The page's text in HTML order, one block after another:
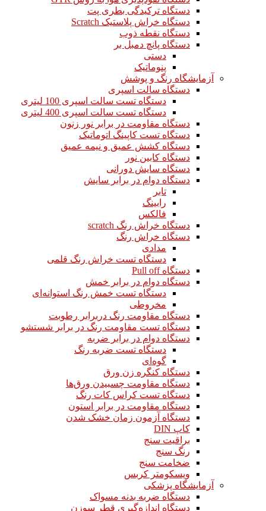
دستگاه ترکیدگی بطری پت
دستگاه خراش پلاستیک Scratch
دستگاه نقطه ذوب
دستگاه پانچ دمبل بر
دستی
پنوماتیک
آزمایشگاه رنگ و پوشش
دستگاه سالت اسپری
دستگاه تست سالت اسپری 100 لیتری
دستگاه تست سالت اسپری 400 لیتری
دستگاه مقاومت در برابر نور زنون
دستگاه تست کاپینگ اتوماتیک
دستگاه کشش عمیق و نیمه عمیق
دستگاه کابین نور
دستگاه سایش دورانی
دستگاه دوام در برابر سایش
تابر
رابینگ
فالکس
دستگاه خراش رنگ scratch
دستگاه خراش رنگ
مدادی
دستگاه تست خراش رنگ قلمی
دستگاه Pull off
دستگاه دوام در برابر خمش
دستگاه تست خمش رنگ استوانه‌ای
مخروطی
دستگاه مقاومت رنگ دربرابر رطوبت
دستگاه تست مقاومت رنگ در برابر شستشو
دستگاه دوام در برابر ضربه
دستگاه تست ضربه رنگ
گوه‌ای
دستگاه کنگره زن ورق
دستگاه مقاومت چسبیدن ورق‌ها
دستگاه تست کراس کات رنگ
دستگاه مقاومت در برابر استون
دستگاه آزمون زمان خشک شدن
کاپ DIN
براقیت سنج
رنگ سنج
ضخامت سنج
ویسکومتر کربس
آزمایشگاه پزشکی
دستگاه ضربه بدنه مسواک
دستگاه اندازه‌گیری قطر سوزن